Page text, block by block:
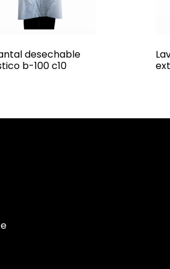
desechable
b-100 c10